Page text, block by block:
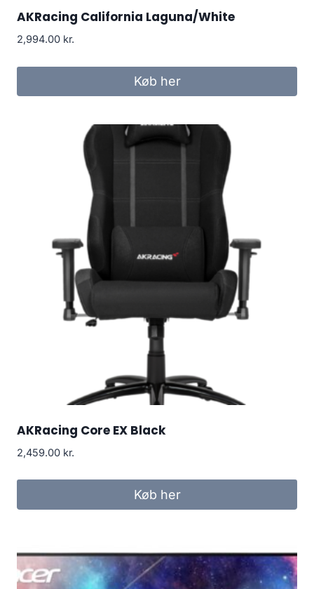
AKRacing California Laguna/White
2,994.00 kr.
Køb her
AKRacing Core EX Black
2,459.00 kr.
Køb her